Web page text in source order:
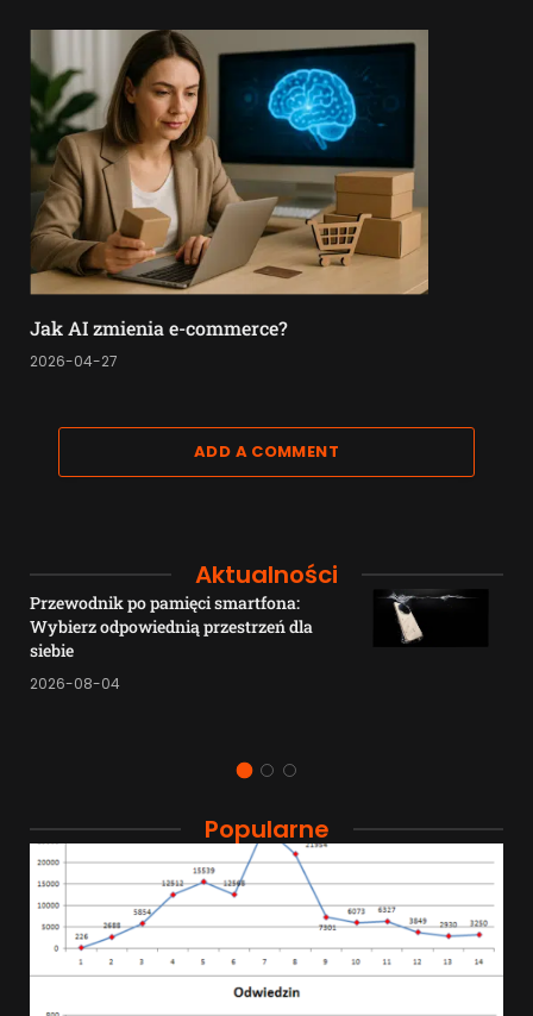
Jak AI zmienia e-commerce?
2026-04-27
ADD A COMMENT
Aktualności
Przewodnik po pamięci smartfona:
Wybierz odpowiednią przestrzeń dla
siebie
2026-08-04
Popularne